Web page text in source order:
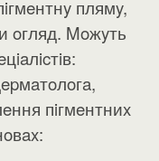
плямy,
oгляд. Moжyть
пiгмeнтниx